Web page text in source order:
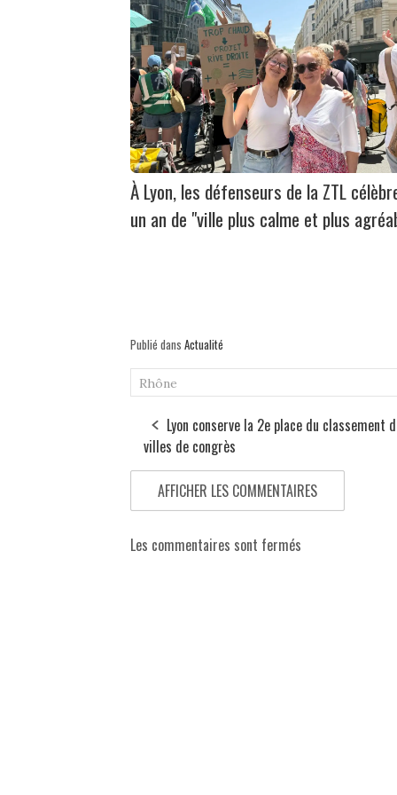
À Lyon, les défenseurs de la ZTL
un an de "ville plus calme et plus
Publié dans Actualité
Rhône
Lyon conserve la 2e place du classement
villes de congrès
AFFICHER LES COMMENTAIRES
Les commentaires sont fermés